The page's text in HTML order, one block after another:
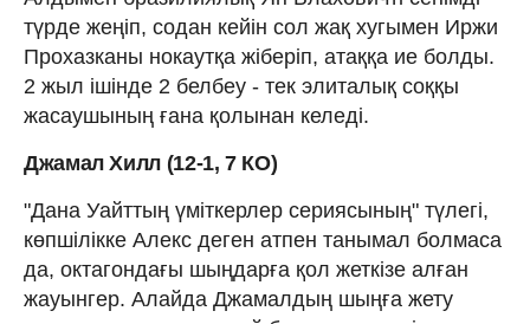
түрде жеңіп, содан кейін сол жақ хугымен Иржи
Прохазканы нокаутқа жіберіп, атаққа ие болды.
2 жыл ішінде 2 белбеу - тек элиталық соққы
жасаушының ғана қолынан келеді.
Джамал Хилл (12-1, 7 КО)
"Дана Уайттың үміткерлер сериясының" түлегі,
көпшілікке Алекс деген атпен танымал болмаса
да, октагондағы шыңдарға қол жеткізе алған
жауынгер. Алайда Джамалдың шыңға жету